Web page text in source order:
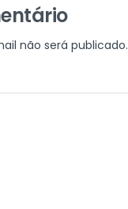
não será publicado.